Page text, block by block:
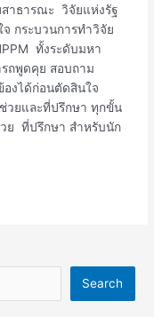
สาธารณะ วิจัยแห่งรัฐ
กระบวนการทำวิจัย
ทั้งระดับมหา
พูดคุย สอบถาม
งได้ก่อนตัดสินใจ
วยและที่ปรึกษา ทุกขั้น
ย ที่ปรึกษา สำหรับนัก
Search